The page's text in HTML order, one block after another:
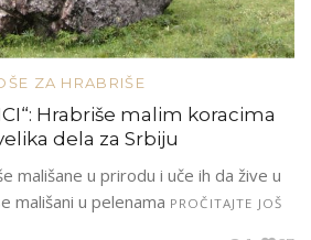
ZA HRABRIŠE
Hrabriše malim koracima
dela za Srbiju
mališane u prirodu i uče ih da žive u
mališani u pelenama PROČITAJTE JOŠ